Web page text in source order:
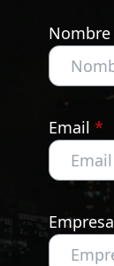
Nombre
Email *
Empresa